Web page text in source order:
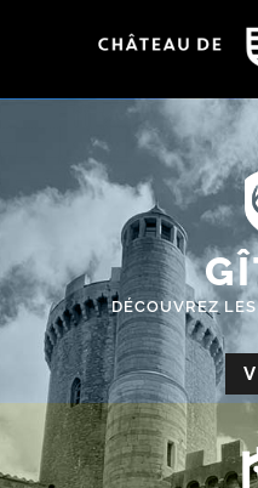
DÉCOUVREZ